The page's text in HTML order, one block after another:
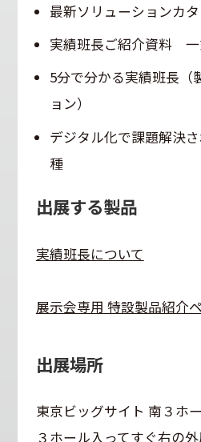
最新ソリューションカ
実績班長ご紹介資料
5分で分かる実績班長（
ョン）
デジタル化で課題解決
種
出展する製品
実績班長について
展示会専用 特設製品紹介
出展場所
東京ビッグサイト 南３ホ
３ホール入ってすぐ右の